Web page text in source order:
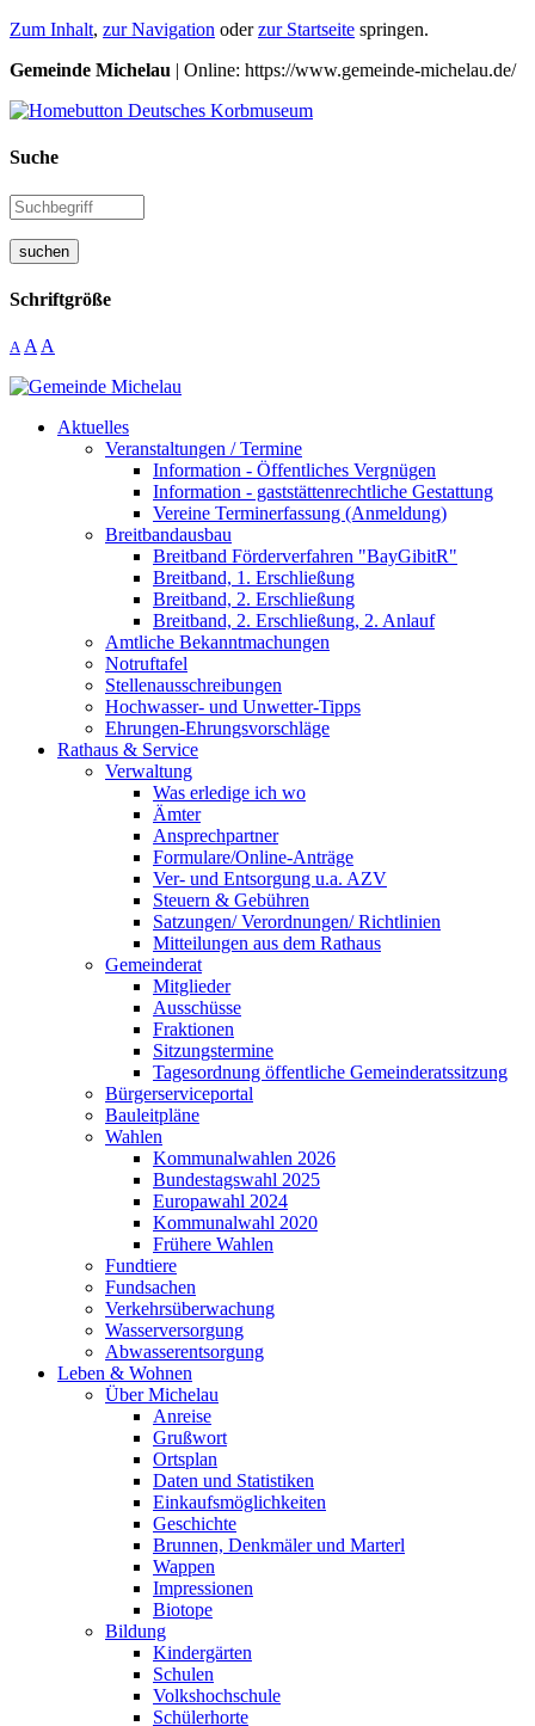
Zum Inhalt, zur Navigation oderzur Startseite springen.
Gemeinde Michelau | Online: https://www.gemeinde-michelau.de/
Suche
suchen
Schriftgröße
A A A
Aktuelles
Veranstaltungen / Termine
Information - Öffentliches Vergnügen
Information - gaststättenrechtliche Gestattung
Vereine Terminerfassung (Anmeldung)
Breitbandausbau
Breitband Förderverfahren "BayGibitR"
Breitband, 1. Erschließung
Breitband, 2. Erschließung
Breitband, 2. Erschließung, 2. Anlauf
Amtliche Bekanntmachungen
Notruftafel
Stellenausschreibungen
Hochwasser- und Unwetter-Tipps
Ehrungen-Ehrungsvorschläge
Rathaus & Service
Verwaltung
Was erledige ich wo
Ämter
Ansprechpartner
Formulare/Online-Anträge
Ver- und Entsorgung u.a. AZV
Steuern & Gebühren
Satzungen/ Verordnungen/ Richtlinien
Mitteilungen aus dem Rathaus
Gemeinderat
Mitglieder
Ausschüsse
Fraktionen
Sitzungstermine
Tagesordnung öffentliche Gemeinderatssitzung
Bürgerserviceportal
Bauleitpläne
Wahlen
Kommunalwahlen 2026
Bundestagswahl 2025
Europawahl 2024
Kommunalwahl 2020
Frühere Wahlen
Fundtiere
Fundsachen
Verkehrsüberwachung
Wasserversorgung
Abwasserentsorgung
Leben & Wohnen
Über Michelau
Anreise
Grußwort
Ortsplan
Daten und Statistiken
Einkaufsmöglichkeiten
Geschichte
Brunnen, Denkmäler und Marterl
Wappen
Impressionen
Biotope
Bildung
Kindergärten
Schulen
Volkshochschule
Schülerhorte